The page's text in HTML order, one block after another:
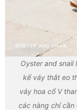
Oyster and
kế váy thắt eo
váy hoa cổ V
các nàng chỉ